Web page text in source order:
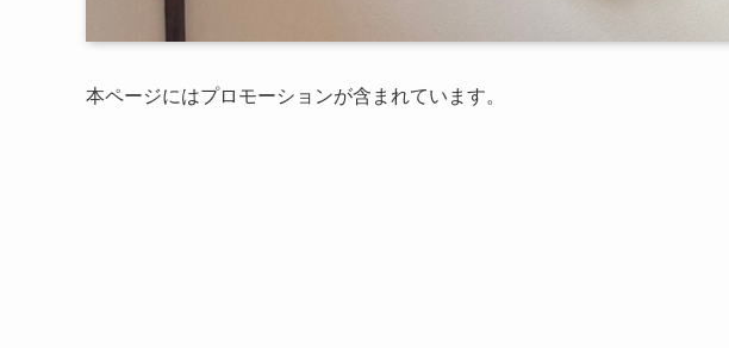
本ページにはプロモーションが含まれています。